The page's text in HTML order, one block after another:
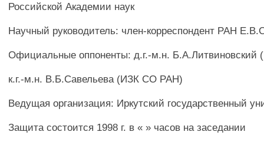
Российской Академии наук
Научный руководитель: член-корреспондент РАН
Официальные оппоненты: д.г.-м.н.
к.г.-м.н. В.Б.Савельева (ИЗК СО РАН)
Ведущая организация: Иркутский государственный
Защита состоится 1998 г. в « » часов на заседании